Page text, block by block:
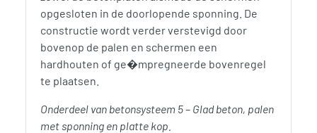
opgesloten in de doorlopende sponning. De
constructie wordt verder verstevigd door
bovenop de palen en schermen een
hardhouten of ge�mpregneerde bovenregel
te plaatsen.
Onderdeel van betonsysteem 5 – Glad beton, palen
met sponning en platte kop.